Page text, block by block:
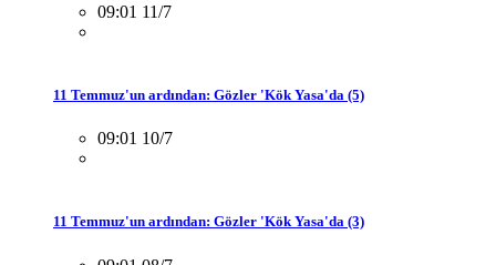
09:01 11/7
11 Temmuz'un ardından: Gözler 'Kök Yasa'da (5)
09:01 10/7
11 Temmuz'un ardından: Gözler 'Kök Yasa'da (3)